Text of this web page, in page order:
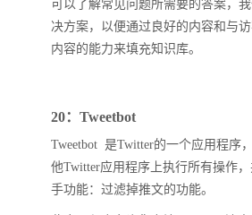
可以了解常见问题所需要的答案，
决方案，以便通过良好的内容和与
内容的能力来填充知识库。
20：Tweetbot
Tweetbot 是Twitter的一个应用程序
他Twitter应用程序上执行所有操作
手功能：过滤掉推文的功能。